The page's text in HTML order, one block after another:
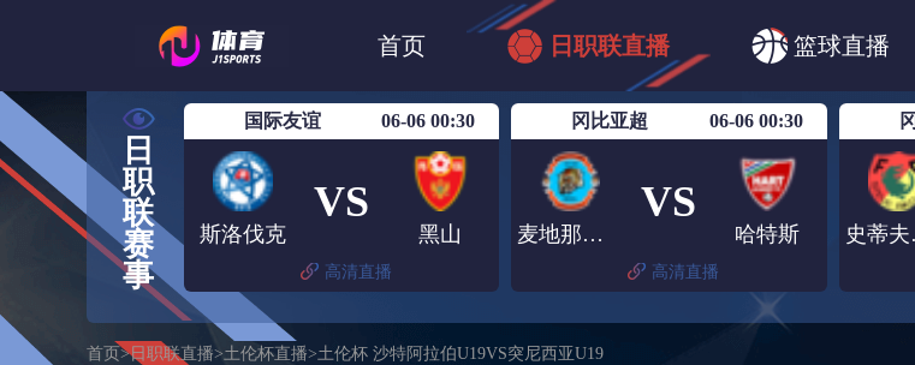
首页 日职联直播 篮球直播
日篮B1 日职联 日职
日职联广岛三箭
日
职
联
赛
事
国际友谊 06-06 00:30
斯洛伐克
VS
黑山
高清直播
冈比亚超 06-06 00:30
麦地那联队FC
VS
哈特斯
高清直播
首页 >日职联直播>土伦杯直播>土伦杯 沙特阿拉伯U19VS突尼西亚U19